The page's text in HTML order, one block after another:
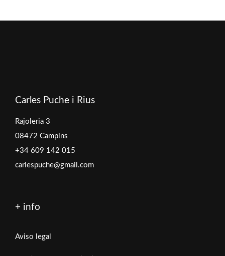
Carles Puche i Rius
Rajoleria 3
08472 Campins
+34 609 142 015
carlespuche@gmail.com
+ info
Aviso legal